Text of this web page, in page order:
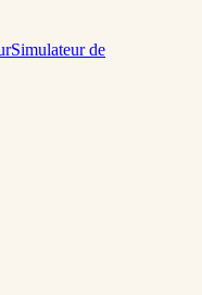
Simulateur de